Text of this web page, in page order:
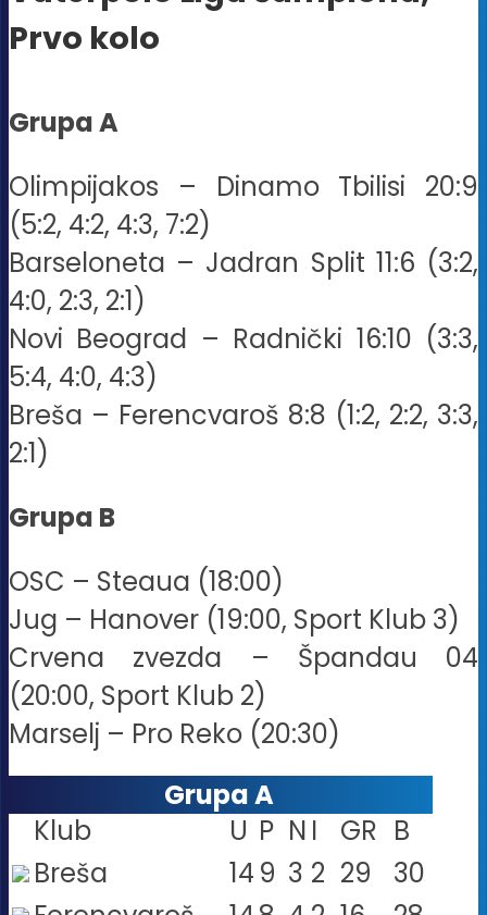
Prvo kolo
Grupa A
Olimpijakos – Dinamo Tbilisi 20:9
(5:2, 4:2, 4:3, 7:2)
Barseloneta – Jadran Split 11:6 (3:2,
4:0, 2:3, 2:1)
Novi Beograd – Radnički 16:10 (3:3,
5:4, 4:0, 4:3)
Breša – Ferencvaroš 8:8 (1:2, 2:2, 3:3,
2:1)
Grupa B
OSC – Steaua (18:00)
Jug – Hanover (19:00, Sport Klub 3)
Crvena zvezda – Špandau 04
(20:00, Sport Klub 2)
Marselj – Pro Reko (20:30)
Grupa A
Klub
U P N I GR B
Breša
14 9 3 2 29
30